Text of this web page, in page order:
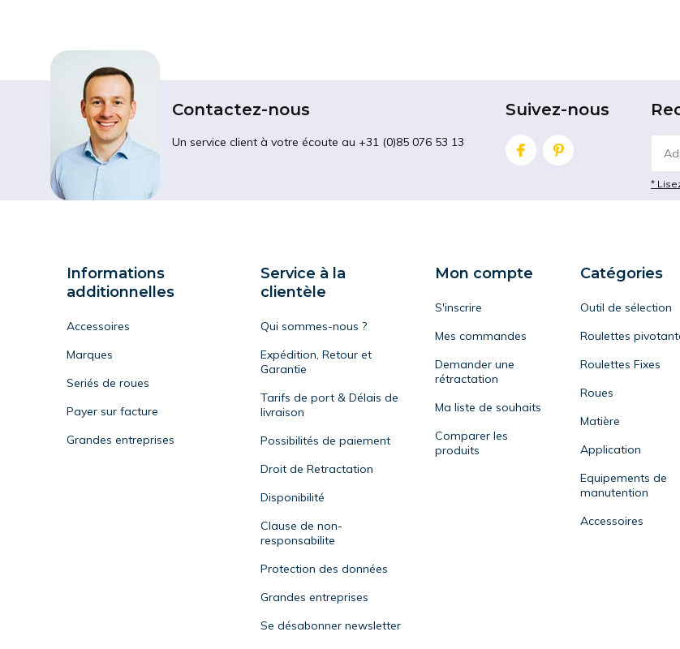
Lescasques anti-bruit sont
et sources de pollution sonore
SNR (Single Number Rating)
et peut
que les usines, les chantiers de
disposer d'une
protection auditive
protection individuelle).
Contactez-nous
Un service client à votre écoute au +31 (0)85 076 53 13
Suivez-nous
*
Informations
additionnelles
Accessoires
Marques
Seriés de roues
Payer sur facture
Grandes entreprises
Service à la
clientèle
Qui sommes-nous ?
Expédition, Retour et
Garantie
Tarifs de port & Délais de
livraison
Possibilités de paiement
Droit de Retractation
Disponibilité
Clause de non-
responsabilite
Protection des données
Grandes entreprises
Se désabonner newsletter
Mon compte
S'inscrire
Mes commandes
Demander une
rétractation
Ma liste de souhaits
Comparer les
produits
Catégories
Outil de sélection
Roulettes
Roulettes Fixes
Roues
Matière
Application
Equipements de
manutention
Accessoires